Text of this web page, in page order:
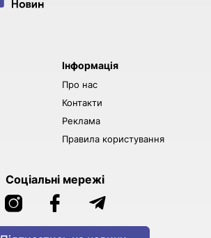
Інформація
Про нас
Контакти
Реклама
Правила користування
Соціальні мережі